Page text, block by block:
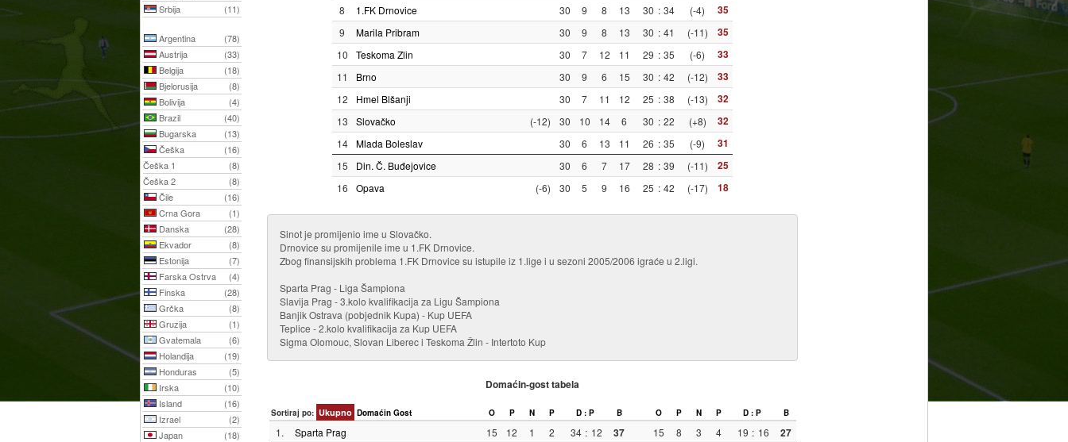
Srbija
(11)
Argentina
(78)
Austrija
(33)
Belgija
(18)
Bjelorusija
(8)
Bolivija
(4)
Brazil
(40)
Bugarska
(13)
Češka
(16)
Češka 1
(8)
Češka 2
(8)
Čile
(16)
Crna Gora
(1)
Danska
(28)
Ekvador
(8)
Estonija
(7)
Farska Ostrva
(4)
Finska
(28)
Grčka
(8)
Gruzija
(1)
Gvatemala
(6)
Holandija
(19)
Honduras
(5)
Irska
(10)
Island
(16)
Izrael
(2)
Japan
(18)
8 1.FK Drnovice 30 9 8 13 30 : 34 (-4) 35
9 Marila Pribram 30 9 8 13 30 : 41 (-11) 35
10 Teskoma Zlin 30 7 12 11 29 : 35 (-6) 33
11 Brno 30 9 6 15 30 : 42 (-12) 33
12 Hmel Blšanji 30 7 11 12 25 : 38 (-13) 32
13 Slovačko (-12) 30 10 14 6 30 : 22 (+8) 32
14 Mlada Boleslav 30 6 13 11 26 : 35 (-9) 31
15 Din. Č. Buđejovice 30 6 7 17 28 : 39 (-11) 25
16 Opava (-6) 30 5 9 16 25 : 42 (-17) 18
Sinot je promijenio ime u Slovačko.
Drnovice su promijenile ime u 1.FK Drnovice.
Zbog finansijskih problema 1.FK Drnovice su istupile iz 1.lige i u sezoni 2005/2006 igraće u 2.ligi.
Sparta Prag - Liga Šampiona
Slavija Prag - 3.kolo kvalifikacija za Ligu Šampiona
Banjik Ostrava (pobjednik Kupa) - Kup UEFA
Teplice - 2.kolo kvalifikacija za Kup UEFA
Sigma Olomouc, Slovan Liberec i Teskoma Žlin - Intertoto Kup
Domaćin-gost tabela
Sortiraj po: Ukupno Domaćin Gost O P N P D : P B O P N P D : P B
1. Sparta Prag 15 12 1 2 34 : 12 37 15 8 3 4 19 : 16 27